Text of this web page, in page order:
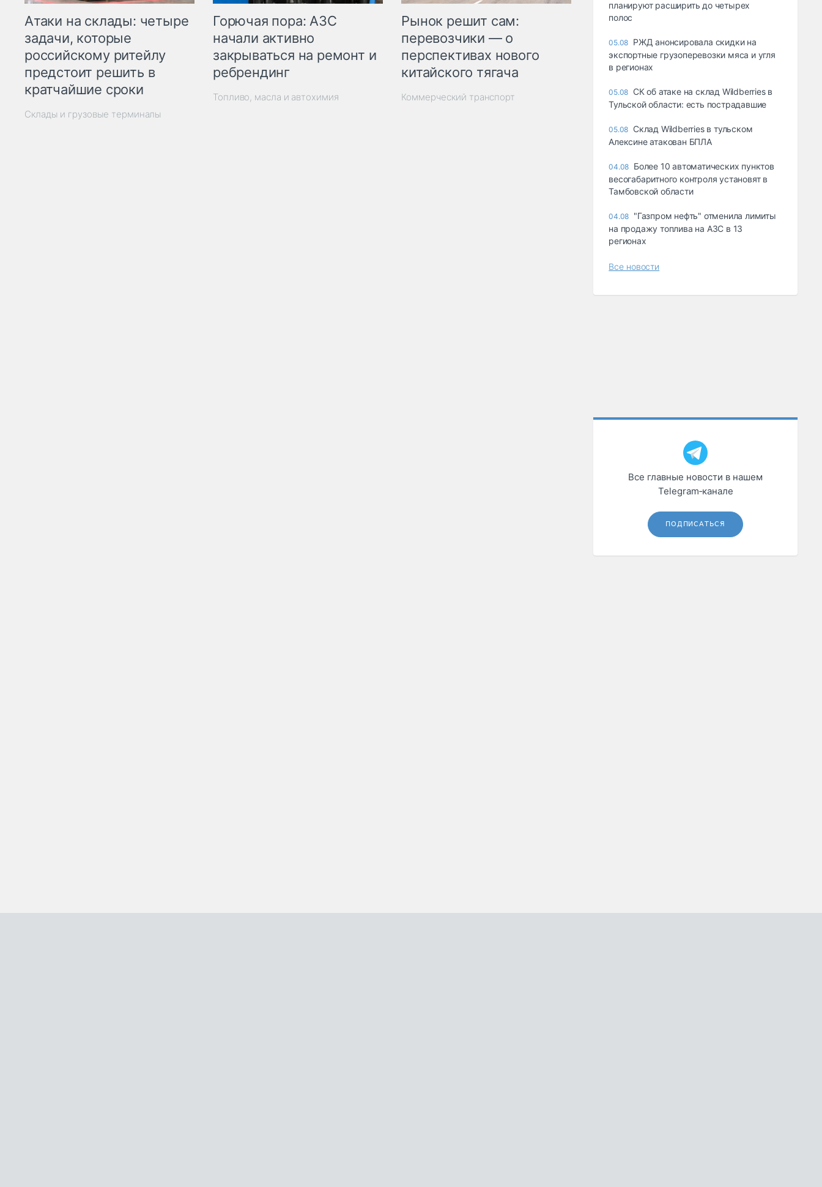
Атаки на склады: четыре
задачи, которые
российскому ритейлу
предстоит решить в
кратчайшие сроки
Склады и грузовые терминалы
Горючая пора: АЗС
начали активно
закрываться на ремонт и
ребрендинг
Топливо, масла и автохимия
Рынок решит сам:
перевозчики — о
перспективах нового
китайского тягача
Коммерческий транспорт
планируют расширить до четырех
полос
05.08 РЖД анонсировала скидки на
экспортные грузоперевозки мяса и угля
в регионах
05.08 СК об атаке на склад Wildberries в
Тульской области: есть пострадавшие
05.08 Склад Wildberries в тульском
Алексине атакован БПЛА
04.08 Более 10 автоматических пунктов
весогабаритного контроля установят в
Тамбовской области
04.08 "Газпром нефть" отменила лимиты
на продажу топлива на АЗС в 13
регионах
Все новости
Все главные новости в нашем
Telegram‑канале
ПОДПИСАТЬСЯ